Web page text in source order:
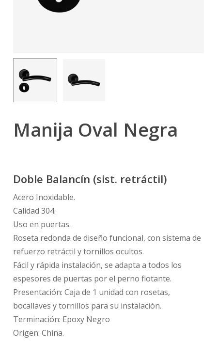
Manija Oval Negra
Doble Balancín (sist. retráctil)
Acero Inoxidable.
Calidad 304.
Uso en puertas.
Roseta redonda de diseño funcional, con sistema de
refuerzo retráctil y tornillos ocultos.
Fácil y rápida instalación, se adapta a todos los
espesores de puertas por el perno flotante.
Presentación: Caja de 1 unidad con rosetas,
bocallaves y tornillos para su instalación.
Terminación: Epoxy Negro
Origen: China.